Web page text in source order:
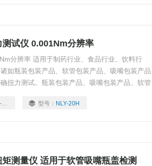
测试仪 0.001Nm分辨率
分辨率 适用于制药行业、食品行业、饮料行
如瓶装包装产品、软管包装产品、吸嘴包装产品
扭力测试。瓶装包装产品、吸嘴包装产品、软管
型号： NLY-20H
测量仪 适用于软管吸嘴瓶盖检测